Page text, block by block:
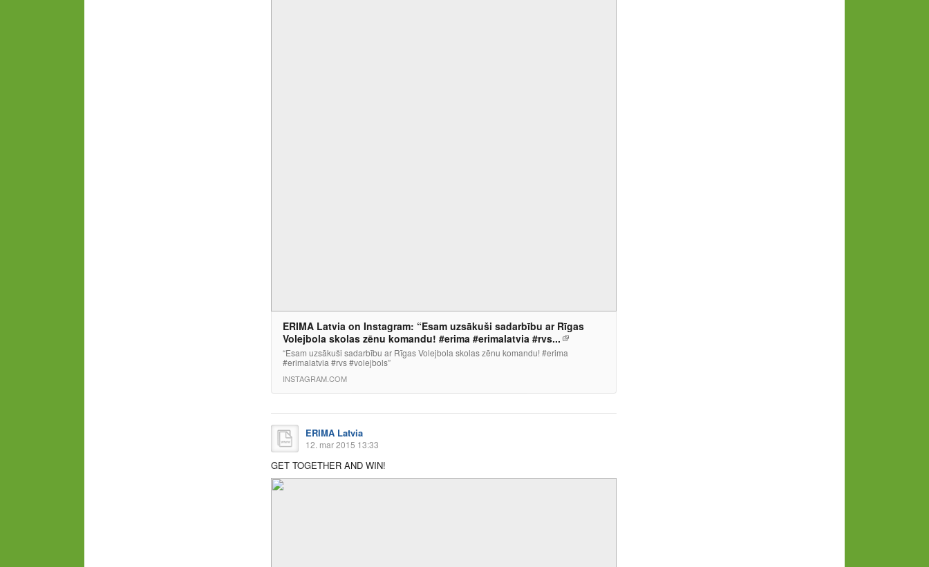
ERIMA Latvia on Instagram: “Esam uzsākuši sadarbību ar Rīgas
Volejbola skolas zēnu komandu! #erima #erimalatvia #rvs...
“Esam uzsākuši sadarbību ar Rīgas Volejbola skolas zēnu komandu! #erima
#erimalatvia #rvs #volejbols”
INSTAGRAM.COM
ERIMA Latvia
12. mar 2015 13:33
GET TOGETHER AND WIN!